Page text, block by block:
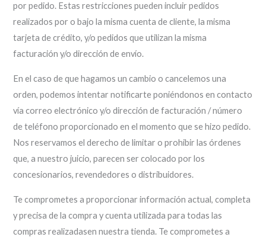
por pedido. Estas restricciones pueden incluir pedidos
realizados por o bajo la misma cuenta de cliente, la misma
tarjeta de crédito, y/o pedidos que utilizan la misma
facturación y/o dirección de envío.
En el caso de que hagamos un cambio o cancelemos una
orden, podemos intentar notificarte poniéndonos en contacto
vía correo electrónico y/o dirección de facturación / número
de teléfono proporcionado en el momento que se hizo pedido.
Nos reservamos el derecho de limitar o prohibir las órdenes
que, a nuestro juicio, parecen ser colocado por los
concesionarios, revendedores o distribuidores.
Te comprometes a proporcionar información actual, completa
y precisa de la compra y cuenta utilizada para todas las
compras realizadasen nuestra tienda. Te comprometes a